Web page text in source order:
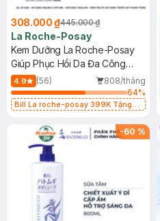
308.000 ₫445.000 ₫
La Roche-Posay
Kem Dưỡng La Roche-Posay
Giúp Phục Hồi Da Đa Công
Dụng 40ml
4.9 (56)
808/tháng
64%
Bill La roche-posay 399K Tặng
(SL có hạn)
-60 %